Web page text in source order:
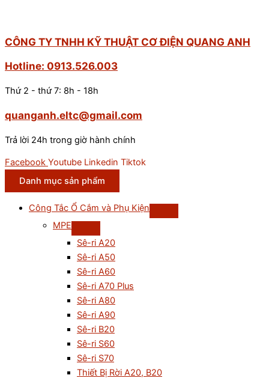
CÔNG TY TNHH KỸ THUẬT CƠ ĐIỆN QUANG ANH
Hotline: 0913.526.003
Thứ 2 - thứ 7: 8h - 18h
quanganh.eltc@gmail.com
Trả lời 24h trong giờ hành chính
Facebook Youtube Linkedin Tiktok
Danh mục sản phẩm
Công Tắc Ổ Cắm và Phụ Kiện
MPE
Sê-ri A20
Sê-ri A50
Sê-ri A60
Sê-ri A70 Plus
Sê-ri A80
Sê-ri A90
Sê-ri B20
Sê-ri S60
Sê-ri S70
Thiết Bị Rời A20, B20